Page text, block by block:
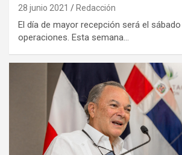
28 junio 2021 Redacción
El día de mayor recepción será el
operaciones. Esta semana…